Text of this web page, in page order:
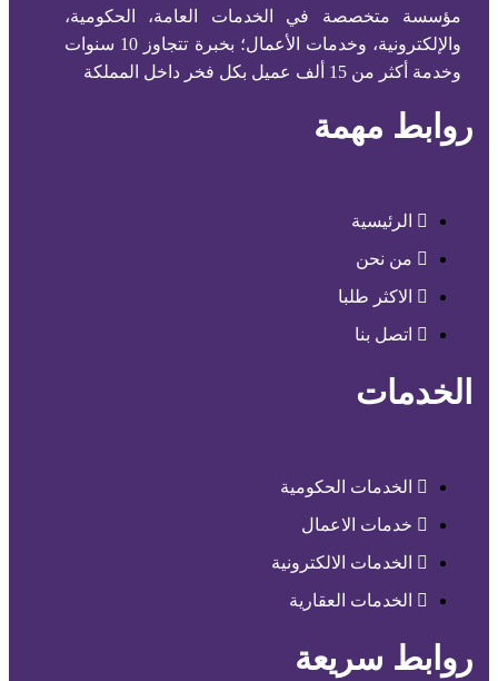
مؤسسة متخصصة في الخدمات العامة، الحكومية،
والإلكترونية، وخدمات الأعمال؛ بخبرة تتجاوز 10 سنوات
وخدمة أكثر من 15 ألف عميل بكل فخر داخل المملكة
روابط مهمة
الرئيسية
من نحن
الاكثر طلبا
اتصل بنا
الخدمات
الخدمات الحكومية
خدمات الاعمال
الخدمات الالكترونية
الخدمات العقارية
روابط سريعة